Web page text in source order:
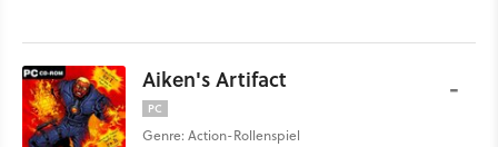
Aiken's Artifact
PC
Genre: Action-Rollenspiel
-